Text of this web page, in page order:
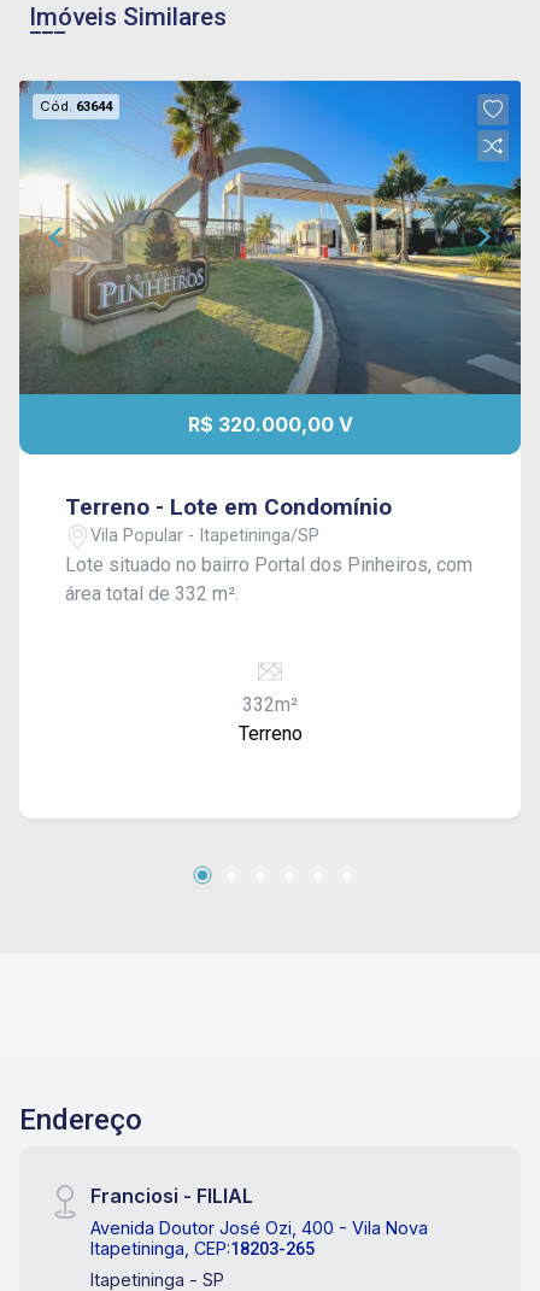
Imóveis Similares
Cód. 63644
R$ 320.000,00 V
Terreno - Lote em Condomínio
Vila Popular - Itapetininga/SP
Lote situado no bairro Portal dos Pinheiros, com
área total de 332 m².
332m²
Terreno
Endereço
Franciosi - FILIAL
Avenida Doutor José Ozi, 400 - Vila Nova
Itapetininga, CEP:18203-265
Itapetininga - SP